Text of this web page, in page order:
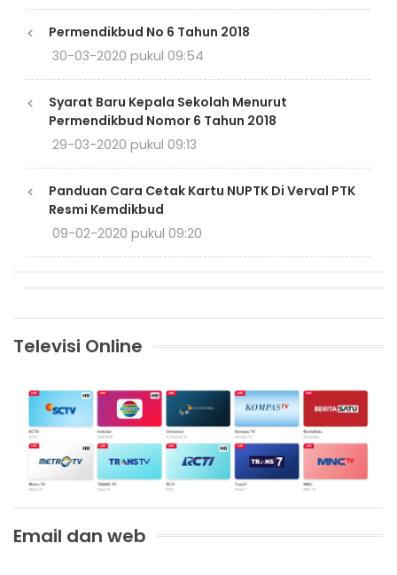
<
Permendikbud No 6 Tahun 2018
30-03-2020 pukul 09:54
<
Syarat Baru Kepala Sekolah Menurut
Permendikbud Nomor 6 Tahun 2018
29-03-2020 pukul 09:13
<
Panduan Cara Cetak Kartu NUPTK Di Verval PTK
Resmi Kemdikbud
09-02-2020 pukul 09:20
Televisi Online
Email dan web